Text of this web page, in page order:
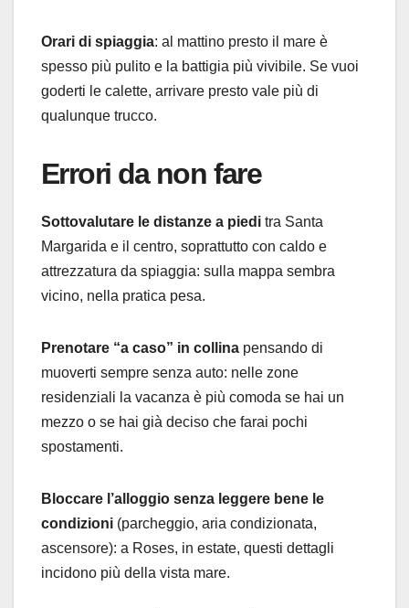
Orari di spiaggia: al mattino presto il mare è
spesso più pulito e la battigia più vivibile. Se vuoi
goderti le calette, arrivare presto vale più di
qualunque trucco.
Errori da non fare
Sottovalutare le distanze a piedi tra Santa
Margarida e il centro, soprattutto con caldo e
attrezzatura da spiaggia: sulla mappa sembra
vicino, nella pratica pesa.
Prenotare “a caso” in collina pensando di
muoverti sempre senza auto: nelle zone
residenziali la vacanza è più comoda se hai un
mezzo o se hai già deciso che farai pochi
spostamenti.
Bloccare l’alloggio senza leggere bene le
condizioni (parcheggio, aria condizionata,
ascensore): a Roses, in estate, questi dettagli
incidono più della vista mare.